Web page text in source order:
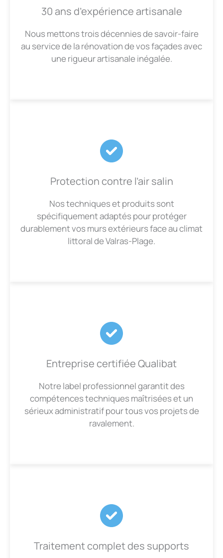
30 ans d’expérience artisanale
Nous mettons trois décennies de savoir-faire
au service de la rénovation de vos façades avec
une rigueur artisanale inégalée.
Protection contre l’air salin
Nos techniques et produits sont
spécifiquement adaptés pour protéger
durablement vos murs extérieurs face au climat
littoral de Valras-Plage.
Entreprise certifiée Qualibat
Notre label professionnel garantit des
compétences techniques maîtrisées et un
sérieux administratif pour tous vos projets de
ravalement.
Traitement complet des supports